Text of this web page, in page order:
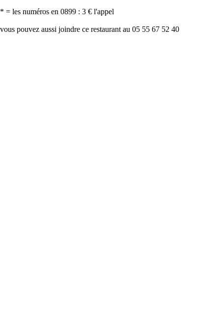
* = les numéros en 0899 : 3 € l'appel
vous pouvez aussi joindre ce restaurant au 05 55 67 52 40